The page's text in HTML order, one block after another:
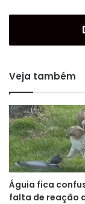
Veja também
Águia fica
falta de reação